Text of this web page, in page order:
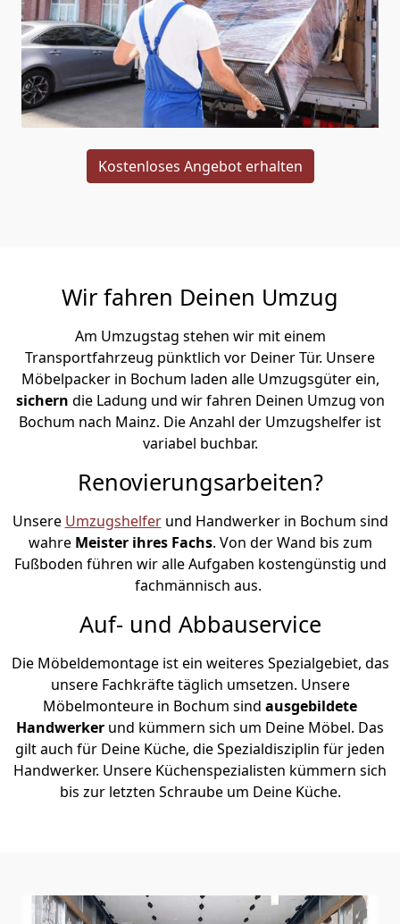
Kostenloses Angebot erhalten
Wir fahren Deinen Umzug
Am Umzugstag stehen wir mit einem
Transportfahrzeug pünktlich vor Deiner Tür. Unsere
Möbelpacker in Bochum laden alle Umzugsgüter ein,
sichern die Ladung und wir fahren Deinen Umzug von
Bochum nach Mainz. Die Anzahl der Umzugshelfer ist
variabel buchbar.
Renovierungsarbeiten?
Unsere Umzugshelferund Handwerker in Bochum sind
wahre Meister ihres Fachs. Von der Wand bis zum
Fußboden führen wir alle Aufgaben kostengünstig und
fachmännisch aus.
Auf- und Abbauservice
Die Möbeldemontage ist ein weiteres Spezialgebiet, das
unsere Fachkräfte täglich umsetzen. Unsere
Möbelmonteure in Bochum sind ausgebildete
Handwerker und kümmern sich um Deine Möbel. Das
gilt auch für Deine Küche, die Spezialdisziplin für jeden
Handwerker. Unsere Küchenspezialisten kümmern sich
bis zur letzten Schraube um Deine Küche.